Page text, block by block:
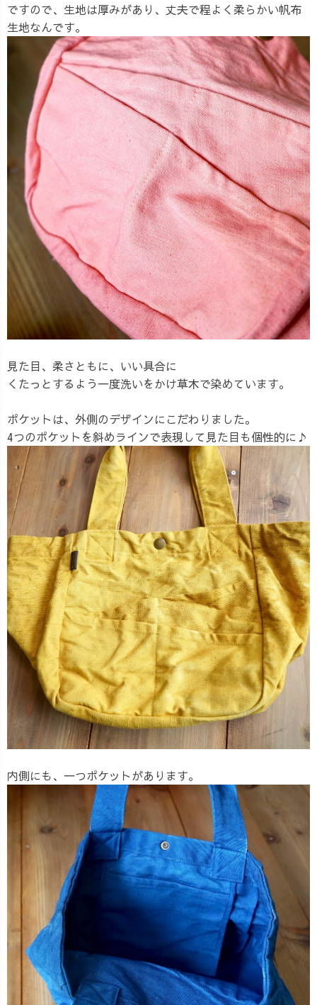
ですので、生地は厚みがあり、丈夫で程よく柔らかい帆布
生地なんです。
見た目、柔さともに、いい具合に
くたっとするよう一度洗いをかけ草木で染めています。
ポケットは、外側のデザインにこだわりました。
4つのポケットを斜めラインで表現して見た目も個性的に♪
内側にも、一つポケットがあります。